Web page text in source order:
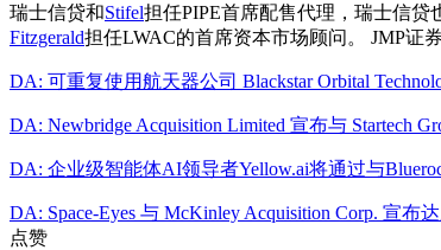
瑞士信贷和Stifel担任PIPE首席配售代理，瑞士信贷
Fitzgerald担任LWAC的首席资本市场顾问。 JMP证
DA: 可重复使用航天器公司 Blackstar Orbital
DA: Newbridge Acquisition Limited 宣布与 Startech
DA: 企业级智能体AI领导者Yellow.ai将通过与
DA: Space-Eyes 与 McKinley Acquisition Corp. 宣布
点赞